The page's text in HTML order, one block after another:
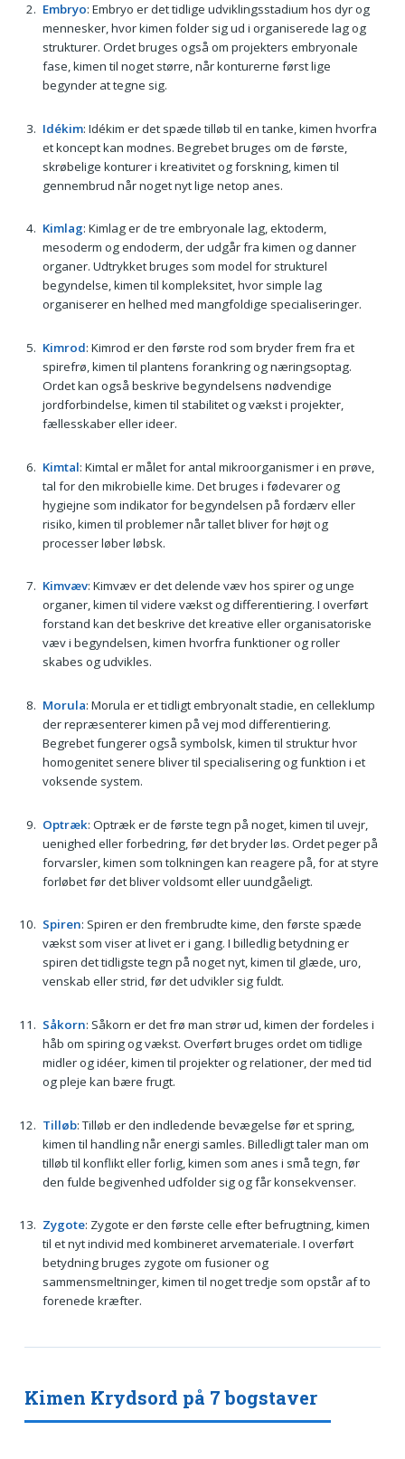
Embryo: Embryo er det tidlige udviklingsstadium hos dyr og
mennesker, hvor kimen folder sig ud i organiserede lag og
strukturer. Ordet bruges også om projekters embryonale
fase, kimen til noget større, når konturerne først lige
begynder at tegne sig.
Idékim: Idékim er det spæde tilløb til en tanke, kimen hvorfra
et koncept kan modnes. Begrebet bruges om de første,
skrøbelige konturer i kreativitet og forskning, kimen til
gennembrud når noget nyt lige netop anes.
Kimlag: Kimlag er de tre embryonale lag, ektoderm,
mesoderm og endoderm, der udgår fra kimen og danner
organer. Udtrykket bruges som model for strukturel
begyndelse, kimen til kompleksitet, hvor simple lag
organiserer en helhed med mangfoldige specialiseringer.
Kimrod: Kimrod er den første rod som bryder frem fra et
spirefrø, kimen til plantens forankring og næringsoptag.
Ordet kan også beskrive begyndelsens nødvendige
jordforbindelse, kimen til stabilitet og vækst i projekter,
fællesskaber eller ideer.
Kimtal: Kimtal er målet for antal mikroorganismer i en prøve,
tal for den mikrobielle kime. Det bruges i fødevarer og
hygiejne som indikator for begyndelsen på fordærv eller
risiko, kimen til problemer når tallet bliver for højt og
processer løber løbsk.
Kimvæv: Kimvæv er det delende væv hos spirer og unge
organer, kimen til videre vækst og differentiering. I overført
forstand kan det beskrive det kreative eller organisatoriske
væv i begyndelsen, kimen hvorfra funktioner og roller
skabes og udvikles.
Morula: Morula er et tidligt embryonalt stadie, en celleklump
der repræsenterer kimen på vej mod differentiering.
Begrebet fungerer også symbolsk, kimen til struktur hvor
homogenitet senere bliver til specialisering og funktion i et
voksende system.
Optræk: Optræk er de første tegn på noget, kimen til uvejr,
uenighed eller forbedring, før det bryder løs. Ordet peger på
forvarsler, kimen som tolkningen kan reagere på, for at styre
forløbet før det bliver voldsomt eller uundgåeligt.
Spiren: Spiren er den frembrudte kime, den første spæde
vækst som viser at livet er i gang. I billedlig betydning er
spiren det tidligste tegn på noget nyt, kimen til glæde, uro,
venskab eller strid, før det udvikler sig fuldt.
Såkorn: Såkorn er det frø man strør ud, kimen der fordeles i
håb om spiring og vækst. Overført bruges ordet om tidlige
midler og idéer, kimen til projekter og relationer, der med tid
og pleje kan bære frugt.
Tilløb: Tilløb er den indledende bevægelse før et spring,
kimen til handling når energi samles. Billedligt taler man om
tilløb til konflikt eller forlig, kimen som anes i små tegn, før
den fulde begivenhed udfolder sig og får konsekvenser.
Zygote: Zygote er den første celle efter befrugtning, kimen
til et nyt individ med kombineret arvemateriale. I overført
betydning bruges zygote om fusioner og
sammensmeltninger, kimen til noget tredje som opstår af to
forenede kræfter.
Kimen Krydsord på 7 bogstaver